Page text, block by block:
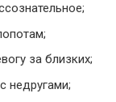
за близких;
недругами;